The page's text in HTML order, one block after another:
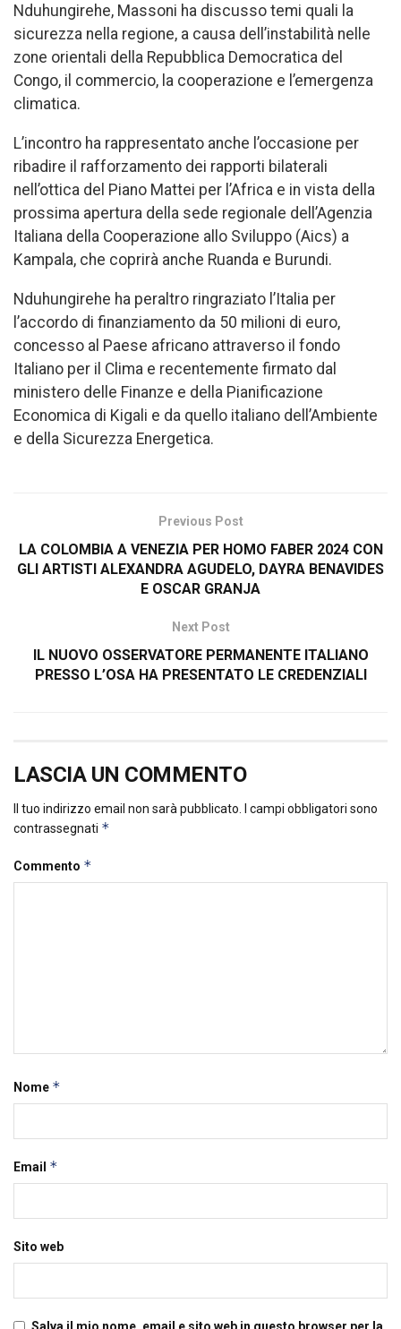
Nduhungirehe, Massoni ha discusso temi quali la
sicurezza nella regione, a causa dell’instabilità nelle
zone orientali della Repubblica Democratica del
Congo, il commercio, la cooperazione e l’emergenza
climatica.
L’incontro ha rappresentato anche l’occasione per
ribadire il rafforzamento dei rapporti bilaterali
nell’ottica del Piano Mattei per l’Africa e in vista della
prossima apertura della sede regionale dell’Agenzia
Italiana della Cooperazione allo Sviluppo (Aics) a
Kampala, che coprirà anche Ruanda e Burundi.
Nduhungirehe ha peraltro ringraziato l’Italia per
l’accordo di finanziamento da 50 milioni di euro,
concesso al Paese africano attraverso il fondo
Italiano per il Clima e recentemente firmato dal
ministero delle Finanze e della Pianificazione
Economica di Kigali e da quello italiano dell’Ambiente
e della Sicurezza Energetica.
Previous Post
LA COLOMBIA A VENEZIA PER HOMO FABER 2024 CON
GLI ARTISTI ALEXANDRA AGUDELO, DAYRA BENAVIDES
E OSCAR GRANJA
Next Post
IL NUOVO OSSERVATORE PERMANENTE ITALIANO
PRESSO L’OSA HA PRESENTATO LE CREDENZIALI
LASCIA UN COMMENTO
Il tuo indirizzo email non sarà pubblicato.
I campi obbligatori sono
contrassegnati *
Commento *
Nome *
Email *
Sito web